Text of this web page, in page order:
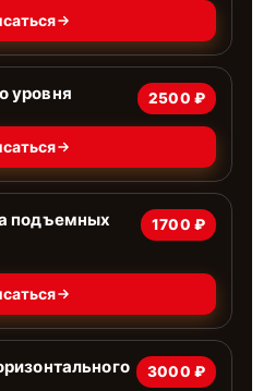
уровня 2500 ₽
подъемных
1700 ₽
3000 ₽